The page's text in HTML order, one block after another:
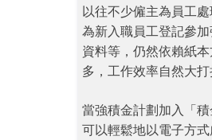
以往不少僱主為員工
為新入職員工登記參
資料等，仍然依賴紙
多，工作效率自然大打
當強積金計劃加入「
可以輕鬆地以電子方